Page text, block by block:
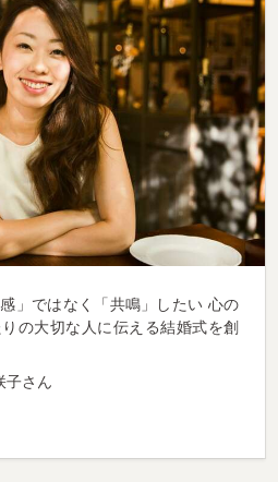
」ではなく「共鳴」したい 心の
の大切な人に伝える結婚式を創
子さん